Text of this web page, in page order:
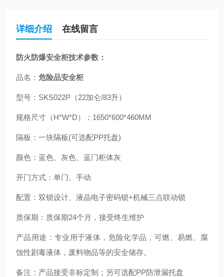
详细介绍 在线留言
防火防爆安全柜技术参数：
品名： 危险品安全柜
型号：SKS022P（22加仑/83升）
规格尺寸（H*W*D）： 1650*600*460MM
隔板：一块隔板(可选配PP托盘)
颜色：蓝色、灰色、蓝门柜体灰
开门方式：单门、手动
配置：双锁设计、液晶电子密码锁+机械三点联动锁
质保期：质保期24个月，接受终生维护
产品用途：专业用于液体，危险化学品，可燃、易燃、腐
蚀性剧毒液体，废料物品等的安全储存。
备注：产品接受非标定制；另可选配PP防泄漏托盘